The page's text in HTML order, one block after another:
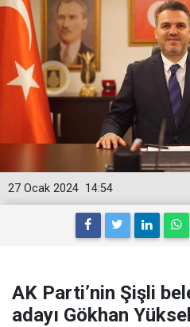
14:54
27 Ocak 2024
AK Parti’nin Şişli
adayı Gökhan